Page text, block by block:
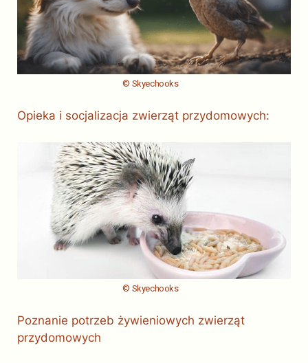
© Skyechooks
Opieka i socjalizacja zwierząt przydomowych:
© Skyechooks
Poznanie potrzeb żywieniowych zwierząt
przydomowych